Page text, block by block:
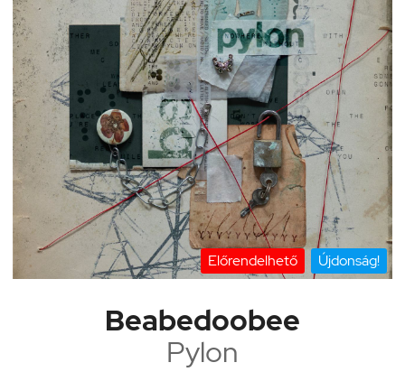
Előrendelhető Újdonság!
Beabedoobee
Pylon